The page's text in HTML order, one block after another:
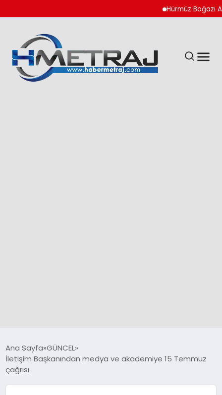
Hürmüz Boğazı
SPOR
Ana Sayfa GÜNCEL
İletişim Başkanından medya ve akademiye 15 Temmuz
çağrısı